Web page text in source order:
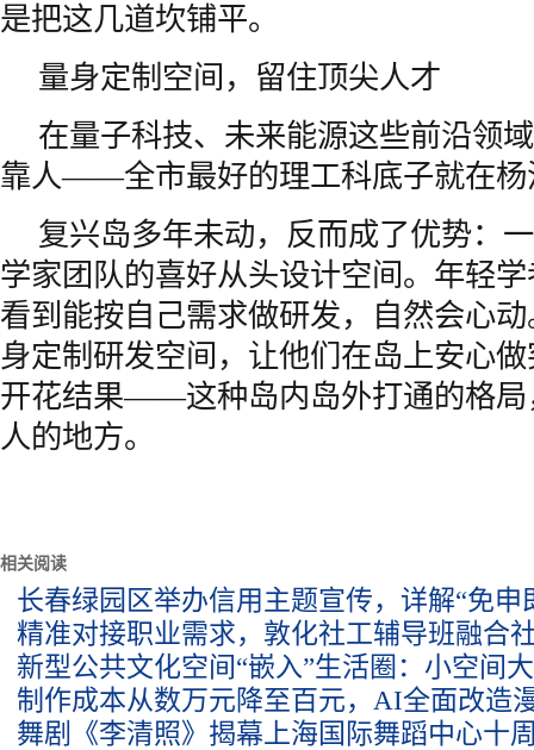
是把这几道坎铺平。
量身定制空间，留住顶尖人才
在量子科技、未来能源这些前沿领
靠人——全市最好的理工科底子就在杨
复兴岛多年未动，反而成了优势：
学家团队的喜好从头设计空间。年轻
看到能按自己需求做研发，自然会心
身定制研发空间，让他们在岛上安心
开花结果——这种岛内岛外打通的格局
人的地方。
相关阅读
长春绿园区举办信用主题宣传，详解“免申
精准对接职业需求，敦化社工辅导班融合
新型公共文化空间“嵌入”生活圈：小空间
制作成本从数万元降至百元，AI全面改造
舞剧《李清照》揭幕上海国际舞蹈中心十